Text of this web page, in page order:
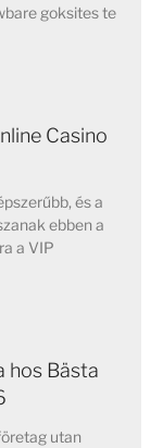
goksites te
Casino
és a
ebben a
a VIP
hos Bästa
utan